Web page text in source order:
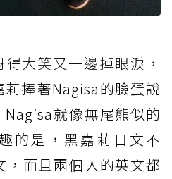
大笑又一邊掉眼淚 ，
捧著Nagisa的臉蛋說
就像無尾熊似的
的是，黑嘉莉日文不
，而且兩個人的英文都